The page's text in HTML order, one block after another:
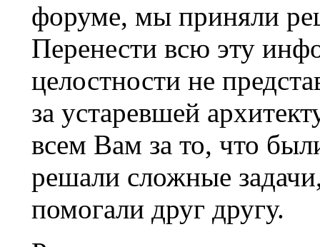
форуме, мы приняли
Перенести всю эту
целостности не
за устаревшей
всем Вам за то, что
решали сложные
помогали друг другу.